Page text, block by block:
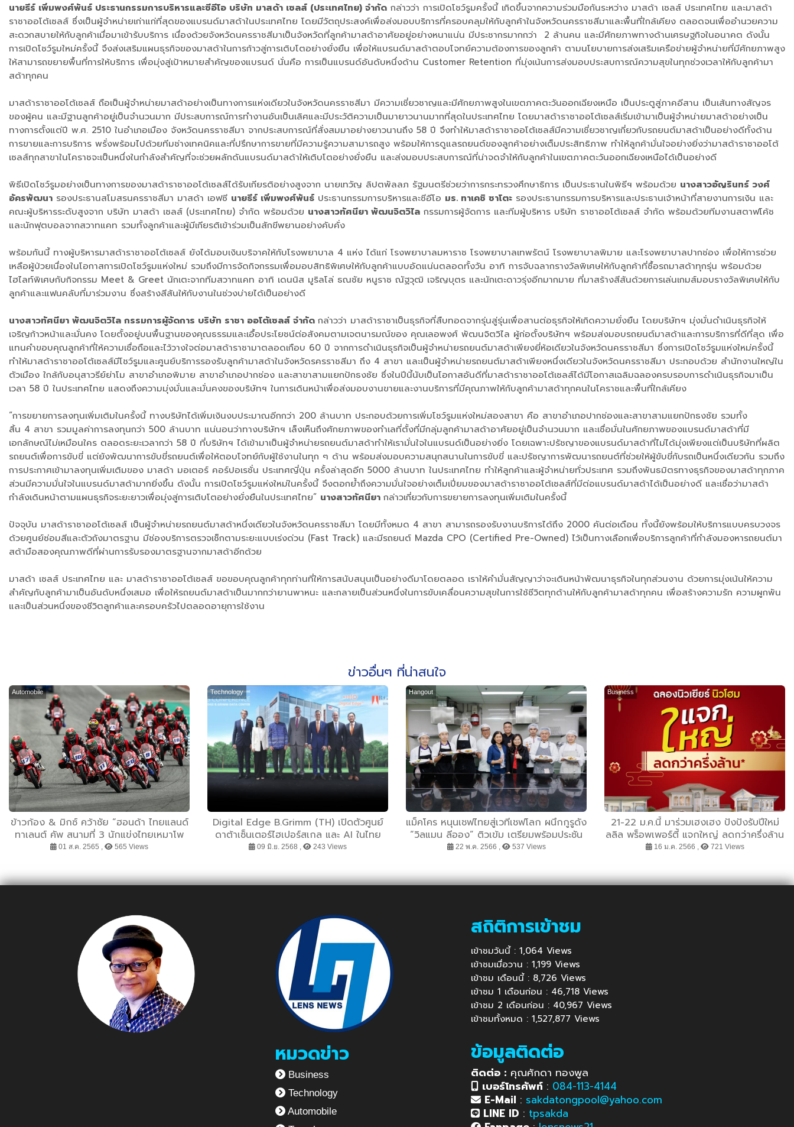
นายธีร์ เพิ่มพงศ์พันธ์ ประธานกรรมการบริหารและซีอีโอ บริษัท มาสด้า เซลส์ (ประเทศไทย) จำกัด กล่าวว่า การเปิดโชว์รูมครั้งนี้ เกิดขึ้นจากความร่วมมือกันระหว่าง มาสด้า เซลส์ ประเทศไทย และมาสด้า
ราชาออโต้เซลส์ ซึ่งเป็นผู้จำหน่ายเก่าแก่ที่สุดของแบรนด์มาสด้าในประเทศไทย โดยมีวัตถุประสงค์เพื่อส่งมอบบริการที่ครอบคลุมให้กับลูกค้าในจังหวัดนครราชสีมาและพื้นที่ใกล้เคียง ตลอดจนเพื่ออำนวยความ
สะดวกสบายให้กับลูกค้าเมื่อมาเข้ารับบริการ เนื่องด้วยจังหวัดนครราชสีมาเป็นจังหวัดที่ลูกค้ามาสด้าอาศัยอยู่อย่างหนาแน่น มีประชากรมากกว่า 2 ล้านคน และมีศักยภาพทางด้านเศรษฐกิจในอนาคต ดังนั้น
การเปิดโชว์รูมใหม่ครั้งนี้ จึงส่งเสริมแผนธุรกิจของมาสด้าในการก้าวสู่การเติบโตอย่างยั่งยืน เพื่อให้แบรนด์มาสด้าตอบโจทย์ความต้องการของลูกค้า ตามนโยบายการส่งเสริมเครือข่ายผู้จำหน่ายที่มีศักยภาพสูง
ให้สามารถขยายพื้นที่การให้บริการ เพื่อมุ่งสู่เป้าหมายสำคัญของแบรนด์ นั่นคือ การเป็นแบรนด์อันดับหนึ่งด้าน Customer Retention ที่มุ่งเน้นการส่งมอบประสบการณ์ความสุขในทุกช่วงเวลาให้กับลูกค้ามา
สด้าทุกคน
มาสด้าราชาออโต้เซลส์ ถือเป็นผู้จำหน่ายมาสด้าอย่างเป็นทางการแห่งเดียวในจังหวัดนครราชสีมา มีความเชี่ยวชาญและมีศักยภาพสูงในเขตภาคตะวันออกเฉียงเหนือ เป็นประตูสู่ภาคอีสาน เป็นเส้นทางสัญจร
ของผู้คน และมีฐานลูกค้าอยู่เป็นจำนวนมาก มีประสบการณ์การทำงานอันเป็นเลิศและมีประวัติความเป็นมายาวนานมากที่สุดในประเทศไทย โดยมาสด้าราชาออโต้เซลส์เริ่มเข้ามาเป็นผู้จำหน่ายมาสด้าอย่างเป็น
ทางการตั้งแต่ปี พ.ศ. 2510 ในอำเภอเมือง จังหวัดนครราชสีมา จากประสบการณ์ที่สั่งสมมาอย่างยาวนานถึง 58 ปี จึงทำให้มาสด้าราชาออโต้เซลส์มีความเชี่ยวชาญเกี่ยวกับรถยนต์มาสด้าเป็นอย่างดีทั้งด้าน
การขายและการบริการ พรั่งพร้อมไปด้วยทีมช่างเทคนิคและที่ปรึกษาการขายที่มีความรู้ความสามารถสูง พร้อมให้การดูแลรถยนต์ของลูกค้าอย่างเต็มประสิทธิภาพ ทำให้ลูกค้ามั่นใจอย่างยิ่งว่ามาสด้าราชาออโต้
เซลส์ทุกสาขาในโคราชจะเป็นหนึ่งในกำลังสำคัญที่จะช่วยผลักดันแบรนด์มาสด้าให้เติบโตอย่างยั่งยืน และส่งมอบประสบการณ์ที่น่าจดจำให้กับลูกค้าในเขตภาคตะวันออกเฉียงเหนือได้เป็นอย่างดี
พิธีเปิดโชว์รูมอย่างเป็นทางการของมาสด้าราชาออโต้เซลส์ได้รับเกียรติอย่างสูงจาก นายเทวัญ ลิปตพัลลภ รัฐมนตรีช่วยว่าการกระทรวงศึกษาธิการ เป็นประธานในพิธีฯ พร้อมด้วย นางสาวอัญรินทร์ วงศ์
อัครพัฒนา รองประธานสโมสรนครราชสีมา มาสด้า เอฟซี นายธีร์ เพิ่มพงศ์พันธ์ ประธานกรรมการบริหารและซีอีโอ มร. ทาเคชิ ซาโตะ รองประธานกรรมการบริหารและประธานเจ้าหน้าที่สายงานการเงิน และ
คณะผู้บริหารระดับสูงจาก บริษัท มาสด้า เซลส์ (ประเทศไทย) จำกัด พร้อมด้วย นางสาวทัศนียา พัฒนจิตวิไล กรรมการผู้จัดการ และทีมผู้บริหาร บริษัท ราชาออโต้เซลส์ จำกัด พร้อมด้วยทีมงานสตาฟโค้ช
และนักฟุตบอลจากสวาทแคท รวมทั้งลูกค้าและผู้มีเกียรติเข้าร่วมเป็นสักขีพยานอย่างคับคั่ง
พร้อมกันนี้ ทางผู้บริหารมาสด้าราชาออโต้เซลส์ ยังได้มอบเงินบริจาคให้กับโรงพยาบาล 4 แห่ง ได้แก่ โรงพยาบาลมหาราช โรงพยาบาลเทพรัตน์ โรงพยาบาลพิมาย และโรงพยาบาลปากช่อง เพื่อให้การช่วย
เหลือผู้ป่วยเนื่องในโอกาสการเปิดโชว์รูมแห่งใหม่ รวมถึงมีการจัดกิจกรรมเพื่อมอบสิทธิพิเศษให้กับลูกค้าแบบอัดแน่นตลอดทั้งวัน อาทิ การจับฉลากรางวัลพิเศษให้กับลูกค้าที่ซื้อรถมาสด้าทุกรุ่น พร้อมด้วย
ไฮไลท์พิเศษกับกิจกรรม Meet & Greet นักเตะจากทีมสวาทแคท อาทิ เดนนิส มูริลโล่ ธณชัย หนูราช ณัฐวุฒิ เจริญบุตร และนักเตะดาวรุ่งอีกมากมาย ที่มาสร้างสีสันด้วยการเล่นเกมส์มอบรางวัลพิเศษให้กับ
ลูกค้าและแฟนคลับที่มาร่วมงาน ซึ่งสร้างสีสันให้กับงานในช่วงบ่ายได้เป็นอย่างดี
นางสาวทัศนียา พัฒนจิตวิไล กรรมการผู้จัดการ บริษัท ราชา ออโต้เซลส์ จำกัด กล่าวว่า มาสด้าราชาเป็นธุรกิจที่สืบทอดจากรุ่นสู่รุ่นเพื่อสานต่อธุรกิจให้เกิดความยั่งยืน โดยบริษัทฯ มุ่งมั่นดำเนินธุรกิจให้
เจริญก้าวหน้าและมั่นคง โดยตั้งอยู่บนพื้นฐานของคุณธรรมและเอื้อประโยชน์ต่อสังคมตามเจตนารมณ์ของ คุณเลอพงศ์ พัฒนจิตวิไล ผู้ก่อตั้งบริษัทฯ พร้อมส่งมอบรถยนต์มาสด้าและการบริการที่ดีที่สุด เพื่อ
แทนคำขอบคุณลูกค้าที่ให้ความเชื่อถือและไว้วางใจต่อมาสด้าราชามาตลอดเกือบ 60 ปี จากการดำเนินธุรกิจเป็นผู้จำหน่ายรถยนต์มาสด้าเพียงยี่ห้อเดียวในจังหวัดนครราชสีมา ซึ่งการเปิดโชว์รูมแห่งใหม่ครั้งนี้
ทำให้มาสด้าราชาออโต้เซลส์มีโชว์รูมและศูนย์บริการรองรับลูกค้ามาสด้าในจังหวัดรครราชสีมา ถึง 4 สาขา และเป็นผู้จำหน่ายรถยนต์มาสด้าเพียงหนึ่งเดียวในจังหวัดนครราชสีมา ประกอบด้วย สำนักงานใหญ่ใน
ตัวเมือง ใกล้กับอนุสาวรีย์ย่าโม สาขาอำเภอพิมาย สาขาอำเภอปากช่อง และสาขาสามแยกปักธงชัย ซึ่งในปีนี้นับเป็นโอกาสอันดีที่มาสด้าราชาออโต้เซลส์ได้มีโอกาสเฉลิมฉลองครบรอบการดำเนินธุรกิจมาเป็น
เวลา 58 ปี ในประเทศไทย แสดงถึงความมุ่งมั่นและมั่นคงของบริษัทฯ ในการเดินหน้าเพื่อส่งมอบงานขายและงานบริการที่มีคุณภาพให้กับลูกค้ามาสด้าทุกคนในโคราชและพื้นที่ใกล้เคียง
“การขยายการลงทุนเพิ่มเติมในครั้งนี้ ทางบริษัทได้เพิ่มเงินงบประมาณอีกกว่า 200 ล้านบาท ประกอบด้วยการเพิ่มโชว์รูมแห่งใหม่สองสาขา คือ สาขาอำเภอปากช่องและสาขาสามแยกปักธงชัย รวมทั้ง
สิ้น 4 สาขา รวมมูลค่าการลงทุนกว่า 500 ล้านบาท แน่นอนว่าทางบริษัทฯ เล็งเห็นถึงศักยภาพของทำเลที่ตั้งที่มีกลุ่มลูกค้ามาสด้าอาศัยอยู่เป็นจำนวนมาก และเชื่อมั่นในศักยภาพของแบรนด์มาสด้าที่มี
เอกลักษณ์ไม่เหมือนใคร ตลอดระยะเวลากว่า 58 ปี ที่บริษัทฯ ได้เข้ามาเป็นผู้จำหน่ายรถยนต์มาสด้าทำให้เรามั่นใจในแบรนด์เป็นอย่างยิ่ง โดยเฉพาะปรัชญาของแบรนด์มาสด้าที่ไม่ได้มุ่งเพียงแต่เป็นบริษัทที่ผลิต
รถยนต์เพื่อการขับขี่ แต่ยังพัฒนาการขับขี่รถยนต์เพื่อให้ตอบโจทย์กับผู้ใช้งานในทุก ๆ ด้าน พร้อมส่งมอบความสนุกสนานในการขับขี่ และปรัชญาการพัฒนารถยนต์ที่ช่วยให้ผู้ขับขี่กับรถเป็นหนึ่งเดียวกัน รวมถึง
การประกาศเข้ามาลงทุนเพิ่มเติมของ มาสด้า มอเตอร์ คอร์ปอเรชั่น ประเทศญี่ปุ่น ครั้งล่าสุดอีก 5000 ล้านบาท ในประเทศไทย ทำให้ลูกค้าและผู้จำหน่ายทั่วประเทศ รวมถึงพันธมิตรทางธุรกิจของมาสด้าทุกภาค
ส่วนมีความมั่นใจในแบรนด์มาสด้ามากยิ่งขึ้น ดังนั้น การเปิดโชว์รูมแห่งใหม่ในครั้งนี้ จึงตอกย้ำถึงความมั่นใจอย่างเต็มเปี่ยมของมาสด้าราชาออโต้เซลส์ที่มีต่อแบรนด์มาสด้าได้เป็นอย่างดี และเชื่อว่ามาสด้า
กำลังเดินหน้าตามแผนธุรกิจระยะยาวเพื่อมุ่งสู่การเติบโตอย่างยั่งยืนในประเทศไทย” นางสาวทัศนียา กล่าวเกี่ยวกับการขยายการลงทุนเพิ่มเติมในครั้งนี้
ปัจจุบัน มาสด้าราชาออโต้เซลส์ เป็นผู้จำหน่ายรถยนต์มาสด้าหนึ่งเดียวในจังหวัดนครราชสีมา โดยมีทั้งหมด 4 สาขา สามารถรองรับงานบริการได้ถึง 2000 คันต่อเดือน ทั้งนี้ยังพร้อมให้บริการแบบครบวงจร
ด้วยศูนย์ซ่อมสีและตัวถังมาตรฐาน มีช่องบริการตรวจเช็กตามระยะแบบเร่งด่วน (Fast Track) และมีรถยนต์ Mazda CPO (Certified Pre-Owned) ไว้เป็นทางเลือกเพื่อบริการลูกค้าที่กำลังมองหารถยนต์มา
สด้ามือสองคุณภาพดีที่ผ่านการรับรองมาตรฐานจากมาสด้าอีกด้วย
มาสด้า เซลส์ ประเทศไทย และ มาสด้าราชาออโต้เซลส์ ขอขอบคุณลูกค้าทุกท่านที่ให้การสนับสนุนเป็นอย่างดีมาโดยตลอด เราให้คำมั่นสัญญาว่าจะเดินหน้าพัฒนาธุรกิจในทุกส่วนงาน ด้วยการมุ่งเน้นให้ความ
สำคัญกับลูกค้ามาเป็นอันดับหนึ่งเสมอ เพื่อให้รถยนต์มาสด้าเป็นมากกว่ายานพาหนะ และกลายเป็นส่วนหนึ่งในการขับเคลื่อนความสุขในการใช้ชีวิตทุกด้านให้กับลูกค้ามาสด้าทุกคน เพื่อสร้างความรัก ความผูกพัน
และเป็นส่วนหนึ่งของชีวิตลูกค้าและครอบครัวไปตลอดอายุการใช้งาน
ข่าวอื่นๆ ที่น่าสนใจ
Automobile
ข้าวก้อง & มิกซ์ คว้าชัย “ฮอนด้า ไทยแลนด์
ทาเลนต์ คัพ สนามที่ 3 นักแข่งไทยเหมาโพ
เดียม 2 เรซ
01 ส.ค. 2565 , 565 Views
Technology
Digital Edge B.Grimm (TH) เปิดตัวศูนย์
ดาต้าเซ็นเตอร์ไฮเปอร์สเกล และ AI ในไทย
มูลค่าโครงการ 24520 ล้านบาทในเขต EEC
09 มิ.ย. 2568 , 243 Views
Hangout
แม็คโคร หนุนเชฟไทยสู่เวทีเชฟโลก ผนึกกูรูดัง
“วิลแมน ลีออง” ติวเข้ม เตรียมพร้อมประชัน
ฝีมือระดับนานาชาติ “โซล ฟู้ดแอนด์โฮเทล
22 พ.ค. 2566 , 537 Views
Business
21-22 ม.ค.นี้ มาร่วมเฮงเฮง ปังปังรับปีใหม่
ลลิล พร็อพเพอร์ตี้ แจกใหญ่ ลดกว่าครึ่งล้าน
“ฉลองนิวเยียร์ นิวโฮม”
16 ม.ค. 2566 , 721 Views
หมวดข่าว
Business
Technology
Automobile
สถิติการเข้าชม
เข้าชมวันนี้ : 1,064 Views
เข้าชมเมื่อวาน : 1,199 Views
เข้าชม เดือนนี้ : 8,726 Views
เข้าชม 1 เดือนก่อน : 46,718 Views
เข้าชม 2 เดือนก่อน : 40,967 Views
เข้าชมทั้งหมด : 1,527,877 Views
ข้อมูลติดต่อ
ติดต่อ : คุณศักดา ทองพูล
เบอร์โทรศัพท์ : 084-113-4144
E-Mail : sakdatongpool@yahoo.com
LINE ID : tpsakda